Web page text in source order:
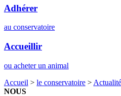
Adhérer
au conservatoire
Accueillir
ou acheter un animal
Accueil > le conservatoire >
NOUS